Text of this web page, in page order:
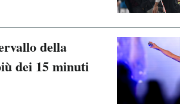
della
dei 15 minuti